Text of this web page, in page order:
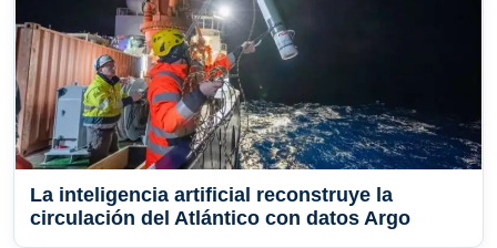
La inteligencia artificial reconstruye la
circulación del Atlántico con datos Argo